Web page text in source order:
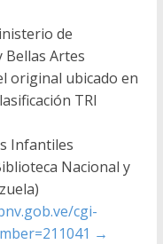
de
Bellas Artes
original ubicado en
TRI
Infantiles
Nacional y
cgi-
→